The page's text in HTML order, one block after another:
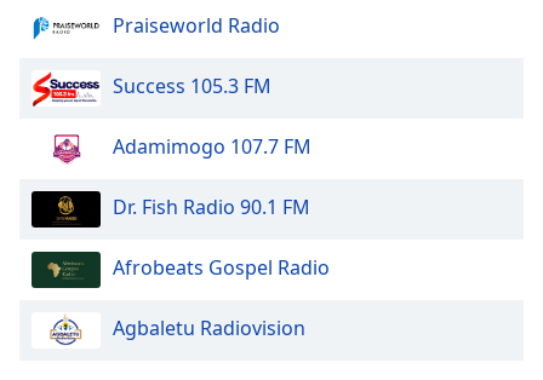
Color
Opacity
Color
Opacity
Praiseworld Radio
Success 105.3 FM
Adamimogo 107.7 FM
Dr. Fish Radio 90.1 FM
Afrobeats Gospel Radio
Agbaletu Radiovision